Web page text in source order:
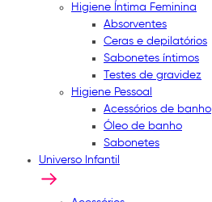
Higiene Íntima Feminina
Absorventes
Ceras e depilatórios
Sabonetes íntimos
Testes de gravidez
Higiene Pessoal
Acessórios de banho
Óleo de banho
Sabonetes
Universo Infantil